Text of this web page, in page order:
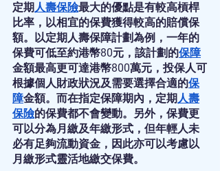
定期人壽保險最大的優點是有較高槓桿
比率，以相宜的保費獲得較高的賠償保
額。以定期人壽保障計劃為例，一年的
保費可低至約港幣80元，該計劃的保障
金額最高更可達港幣800萬元，投保人可
根據個人財政狀況及需要選擇合適的保
障金額。而在指定保障期內，定期人壽
保險的保費都不會變動。另外，保費更
可以分為月繳及年繳形式，但年輕人未
必有足夠流動資金，因此亦可以考慮以
月繳形式靈活地繳交保費。